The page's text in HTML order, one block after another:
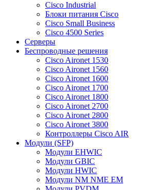
Cisco Industrial
Блоки питания Cisco
Cisco Small Business
Cisco 4500 Series
Серверы
Беспроводные решения
Cisco Aironet 1530
Cisco Aironet 1560
Cisco Aironet 1600
Cisco Aironet 1700
Cisco Aironet 1800
Cisco Aironet 2700
Cisco Aironet 2800
Cisco Aironet 3800
Контроллеры Cisco AIR
Модули (SFP)
Модули EHWIC
Модули GBIC
Модули HWIC
Модули NM NME EM